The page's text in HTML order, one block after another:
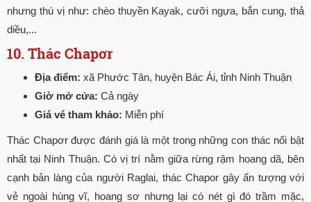
nhưng thú vị như: chèo thuyền Kayak, cưỡi ngựa, bắn cung, thả
diều,...
10. Thác Chapơr
Địa điểm: xã Phước Tân, huyện Bác Ái, tỉnh Ninh Thuận
Giờ mở cửa: Cả ngày
Giá vé tham khảo: Miễn phí
Thác Chapơr được đánh giá là một trong những con thác nổi bật
nhất tại Ninh Thuận. Có vị trí nằm giữa rừng rậm hoang dã, bên
cạnh bản làng của người Raglai, thác Chapor gây ấn tượng với
vẻ ngoài hùng vĩ, hoang sơ nhưng lại có nét gì đó trầm mặc,